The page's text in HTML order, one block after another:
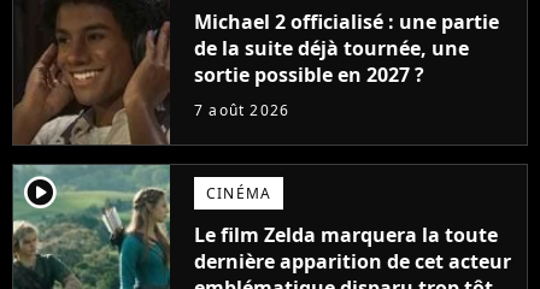
Michael 2 officialisé : une partie
de la suite déjà tournée, une
sortie possible en 2027 ?
7 août 2026
player2 CINÉMA
Le film Zelda marquera la toute
dernière apparition de cet acteur